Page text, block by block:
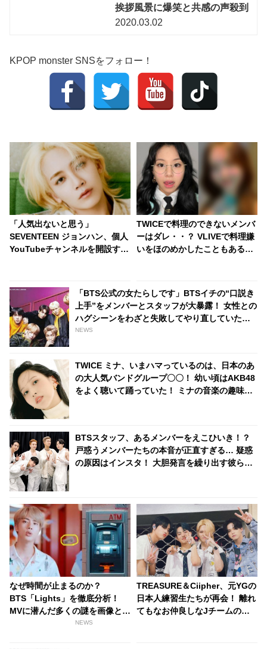
挨拶風景に爆笑と共感の声殺到
2020.03.02
KPOP monster SNSをフォロー！
「人気出ないと思う」
SEVENTEEN ジョンハン、個人
YouTubeチャンネルを開設する
TWICEで料理のできないメンバ
ーはダレ・・？ VLIVEで料理嫌
いをほのめかしたこともあるあ
「BTS公式の女たらしです」BTSイチの“口説き
上手”をメンバーとスタッフが大暴露！ 女性との
ハグシーンをわざと失敗してやり直していたと
バラされるメンバーも！ 爆弾発言のオンパレー
NEWS
TWICE ミナ、いまハマっているのは、日本のあ
の大人気バンドグループ〇〇！ 幼い頃はAKB48
をよく聴いて踊っていた！ ミナの音楽の趣味が
BTSスタッフ、あるメンバーをえこひいき！？
戸惑うメンバーたちの本音が正直すぎる… 疑惑
の原因はインスタ！ 大胆発言を繰り出す彼らの
なぜ時間が止まるのか？
BTS「Lights」を徹底分析！
MVに潜んだ多くの謎を画像と共
にチェック！［パート2］
NEWS
TREASURE＆Ciipher、元YGの
日本人練習生たちが再会！ 離れ
てもなお仲良しなJチームの絆